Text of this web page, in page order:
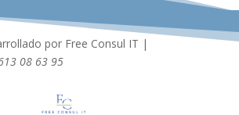
por Free Consul IT |
08 63 95